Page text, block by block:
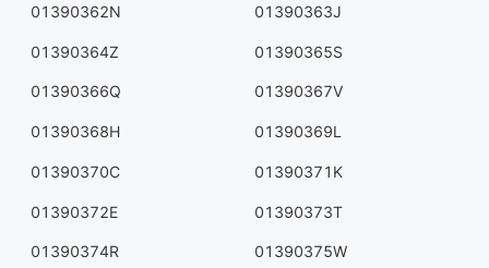
01390362N 01390363J
01390364Z 01390365S
01390366Q 01390367V
01390368H 01390369L
01390370C 01390371K
01390372E 01390373T
01390374R 01390375W